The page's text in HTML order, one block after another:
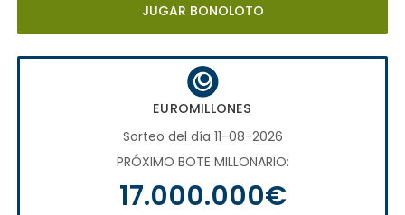
JUGAR BONOLOTO
EUROMILLONES
Sorteo del día 11-08-2026
PRÓXIMO BOTE MILLONARIO:
17.000.000€